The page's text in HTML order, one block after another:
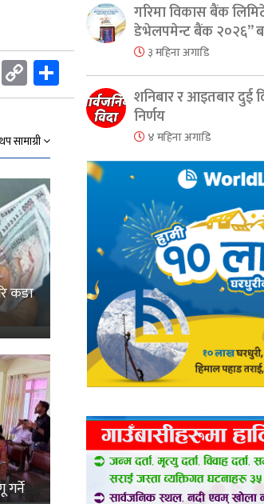
Messenger
Copy
Link
Share
थप सामाग्री
कडा
गर्ने
गरिमा विकास बैंक
डेभेलपमेन्ट बैंक २०२६”
३ महिना अगाडि
शनिबार र आइतबार दुई
निर्णय
४ महिना अगाडि